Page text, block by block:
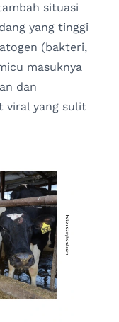
situasi
yang tinggi
(bakteri,
masuknya
dan
viral yang sulit